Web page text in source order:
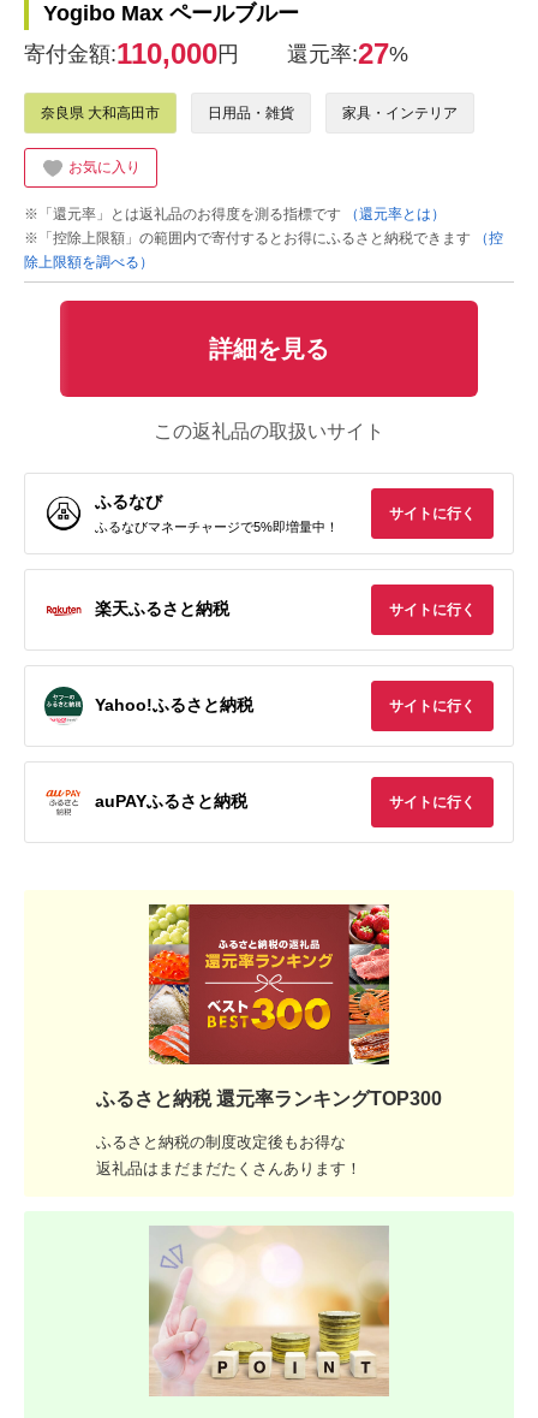
Yogibo Max ペールブルー
寄付金額:110,000円 還元率:27%
奈良県 大和高田市 日用品・雑貨 家具・インテリア
お気に入り
※「還元率」とは返礼品のお得度を測る指標です
（還元率とは）
※「控除上限額」の範囲内で寄付するとお得にふるさと納税できます
（控
除上限額を調べる）
詳細を見る
この返礼品の取扱いサイト
ふるなび
ふるなびマネーチャージで5%即増量中！
サイトに行く
楽天ふるさと納税 サイトに行く
Yahoo!ふるさと納税 サイトに行く
auPAYふるさと納税 サイトに行く
ふるさと納税 還元率ランキングTOP300
ふるさと納税の制度改定後もお得な
返礼品はまだまだたくさんあります！